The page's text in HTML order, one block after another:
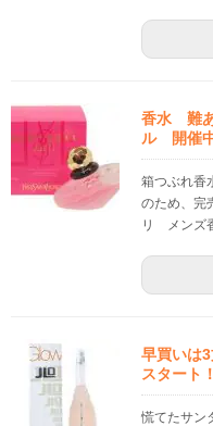
香水 難
ル 開催
箱つぶれ香
のため、完
リ メンズ
早買いは
スタート！
慌てたサン